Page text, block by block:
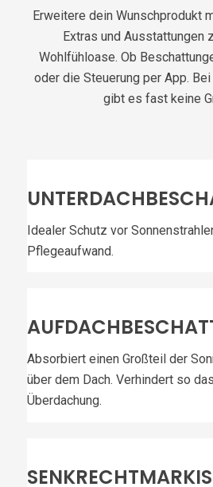
Erweitere dein Wunschprodukt
Extras und Ausstattungen
Wohlfühloase. Ob
oder die Steuerung per App.
gibt es fast keine
Idealer Schutz vor
Pflegeaufwand.
Absorbiert einen Großteil der
über dem Dach. Verhindert so
Überdachung.